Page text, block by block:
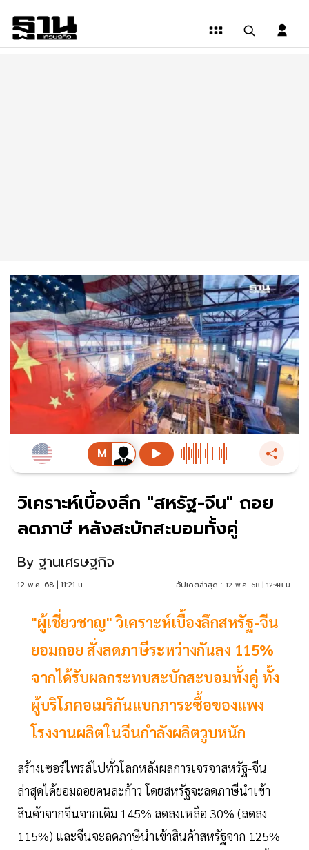
วิเคราะห์เบื้องลึก "สหรัฐ-จีน" ถอย
ลดภาษี หลังสะบักสะบอมทั้งคู่
By ฐานเศรษฐกิจ
12 พ.ค. 68 | 11:21 น. อัปเดตล่าสุด : 12 พ.ค. 68 | 12:48 น.
"ผู้เชี่ยวชาญ" วิเคราะห์เบื้องลึกสหรัฐ-จีน
ยอมถอย สั่งลดภาษีระหว่างกันลง 115%
จากได้รับผลกระทบสะบักสะบอมทั้งคู่ ทั้ง
ผู้บริโภคอเมริกันแบกภาระซื้อของแพง
โรงงานผลิตในจีนกำลังผลิตวูบหนัก
สร้างเซอร์ไพรส์ไปทั่วโลกหลังผลการเจรจาสหรัฐ-จีน
ล่าสุดได้ยอมถอยคนละก้าว โดยสหรัฐจะลดภาษีนำเข้า
สินค้าจากจีนจากเดิม 145% ลดลงเหลือ 30% (ลดลง
115%) และจีนจะลดภาษีนำเข้าสินค้าสหรัฐจาก 125%